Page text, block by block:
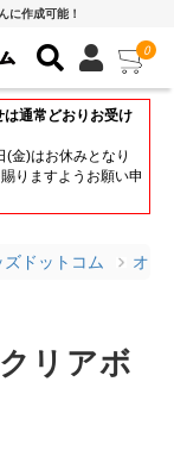
に作成可能！
0
通常どおりお受け
金)はお休みとなり
りますようお願い申
ドットコム オリ
リアボ